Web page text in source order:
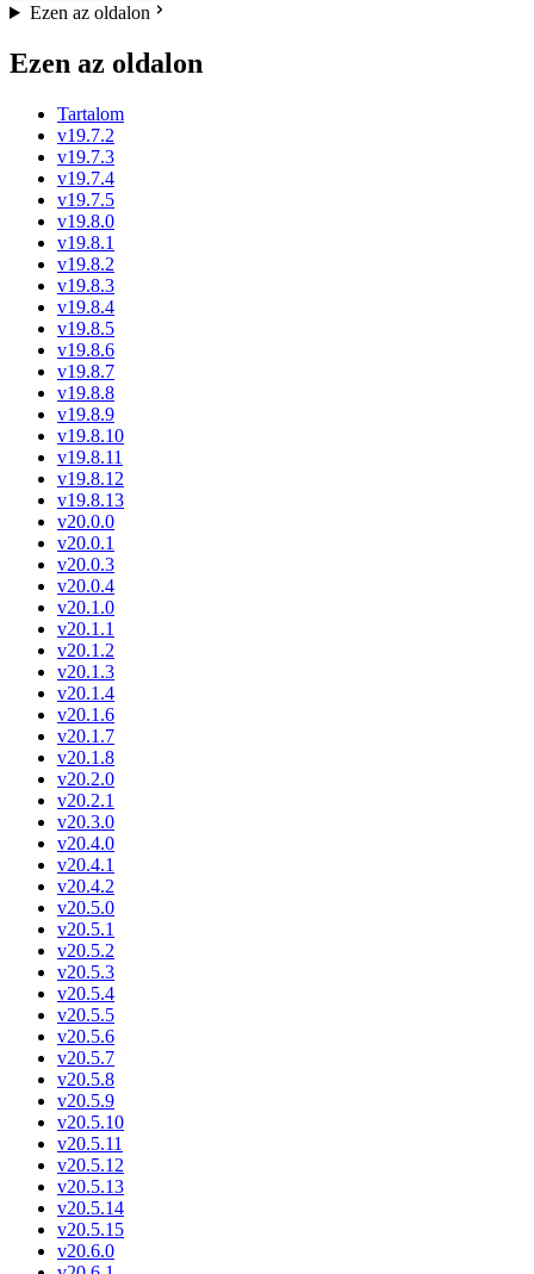
Ezen az oldalon
Ezen az oldalon
Tartalom
v19.7.2
v19.7.3
v19.7.4
v19.7.5
v19.8.0
v19.8.1
v19.8.2
v19.8.3
v19.8.4
v19.8.5
v19.8.6
v19.8.7
v19.8.8
v19.8.9
v19.8.10
v19.8.11
v19.8.12
v19.8.13
v20.0.0
v20.0.1
v20.0.3
v20.0.4
v20.1.0
v20.1.1
v20.1.2
v20.1.3
v20.1.4
v20.1.6
v20.1.7
v20.1.8
v20.2.0
v20.2.1
v20.3.0
v20.4.0
v20.4.1
v20.4.2
v20.5.0
v20.5.1
v20.5.2
v20.5.3
v20.5.4
v20.5.5
v20.5.6
v20.5.7
v20.5.8
v20.5.9
v20.5.10
v20.5.11
v20.5.12
v20.5.13
v20.5.14
v20.5.15
v20.6.0